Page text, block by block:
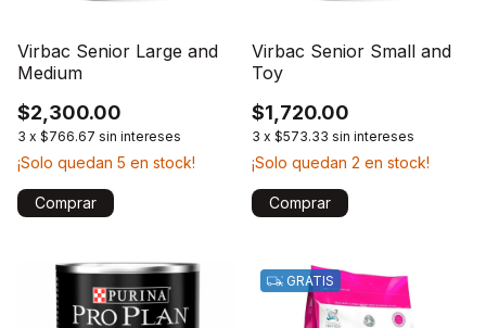
Virbac Senior Large and
Medium
$2,300.00
3 x $766.67 sin intereses
¡Solo quedan 5 en stock!
Virbac Senior Small and
Toy
$1,720.00
3 x $573.33 sin intereses
¡Solo quedan 2 en stock!
Comprar
GRATIS